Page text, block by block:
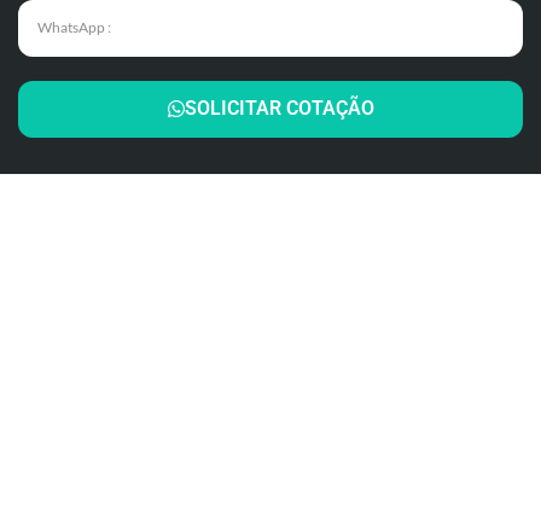
SOLICITAR COTAÇÃO